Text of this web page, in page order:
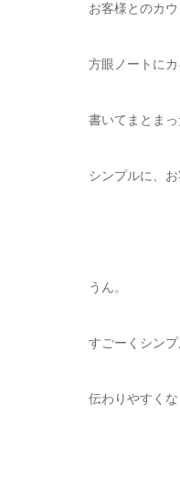
お客様とのカ
方眼ノートにカ
書いてまとまっ
シンプルに、お
うん。
すごーくシン
伝わりやすくな